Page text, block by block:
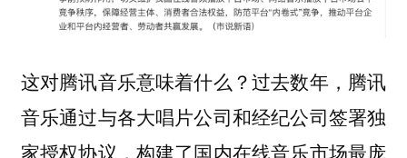
这对腾讯音乐意味着什么？过去数年，腾讯
音乐通过与各大唱片公司和经纪公司签署独
家授权协议，构建了国内在线音乐市场最庞